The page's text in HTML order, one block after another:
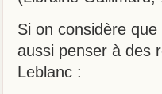
Si on considère
aussi penser à des
Leblanc :